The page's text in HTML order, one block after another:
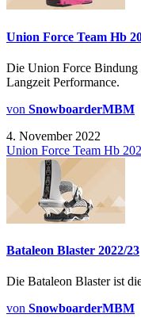
Union Force Team Hb
Die Union Force Bindung
Langzeit Performance.
von SnowboarderMBM
4. November 2022
Union Force Team Hb
Bataleon Blaster 2022/23
Die Bataleon Blaster ist
von SnowboarderMBM